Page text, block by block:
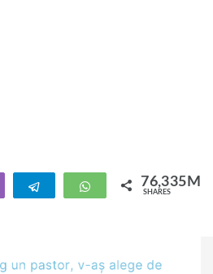
Telegram WhatsApp76,335M
SHARES